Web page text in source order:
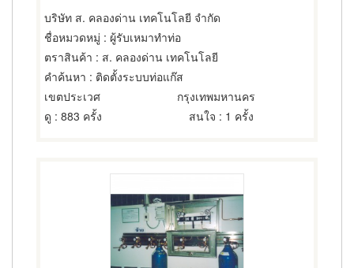
บริษัท ส. คลองด่าน เทคโนโลยี จำกัด
ชื่อหมวดหมู่ : ผู้รับเหมาทำท่อ
ตราสินค้า : ส. คลองด่าน เทคโนโลยี
คำค้นหา : ติดตั้งระบบท่อแก๊ส
เขตประเวศ
กรุงเทพมหานคร
ดู : 883 ครั้ง สนใจ : 1 ครั้ง